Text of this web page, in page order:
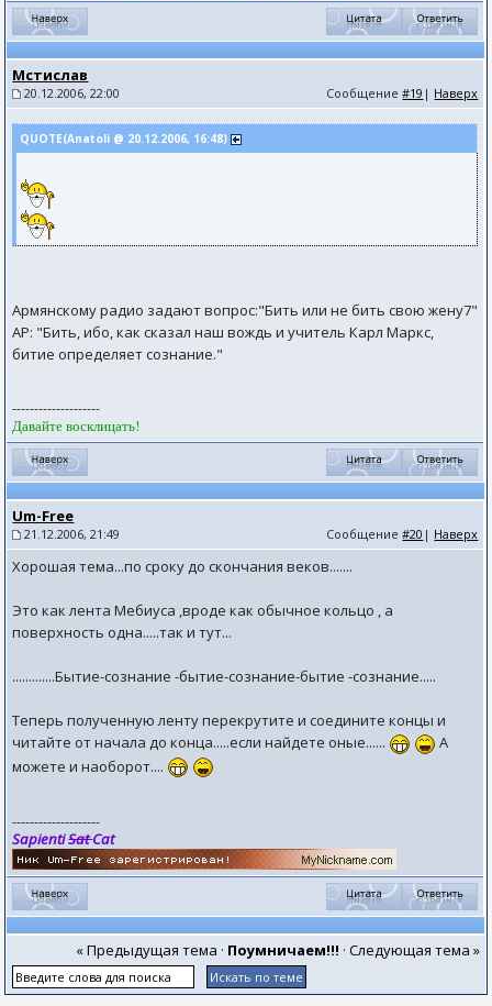
Мстислав
20.12.2006, 22:00 Сообщение#19 | Наверх
QUOTE(Anatoli @ 20.12.2006, 16:48)
Армянскому радио задают вопрос:"Бить или не бить свою жену7"
АР: "Бить, ибо, как сказал наш вождь и учитель Карл Маркс,
битие определяет сознание."
--------------------
Давайте восклицать!
Um-Free
21.12.2006, 21:49 Сообщение#20 | Наверх
Хорошая тема...по сроку до скончания веков.......
Это как лента Мебиуса ,вроде как обычное кольцо , а
поверхность одна.....так и тут...
.............Бытие-сознание -бытие-сознание-бытие -сознание.....
Теперь полученную ленту перекрутите и соедините концы и
читайте от начала до конца.....если найдете оные......
А
можете и наоборот....
--------------------
SapientiSatCat
« Предыдущая тема · Поумничаем!!! · Следующая тема »